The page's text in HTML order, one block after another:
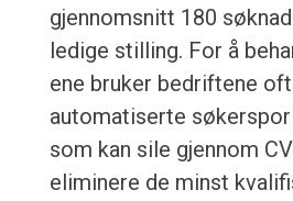
gjennomsnitt 180
ledige stilling. For å
ene bruker bedriftene
automatiserte
som kan sile gjennom
eliminere de minst